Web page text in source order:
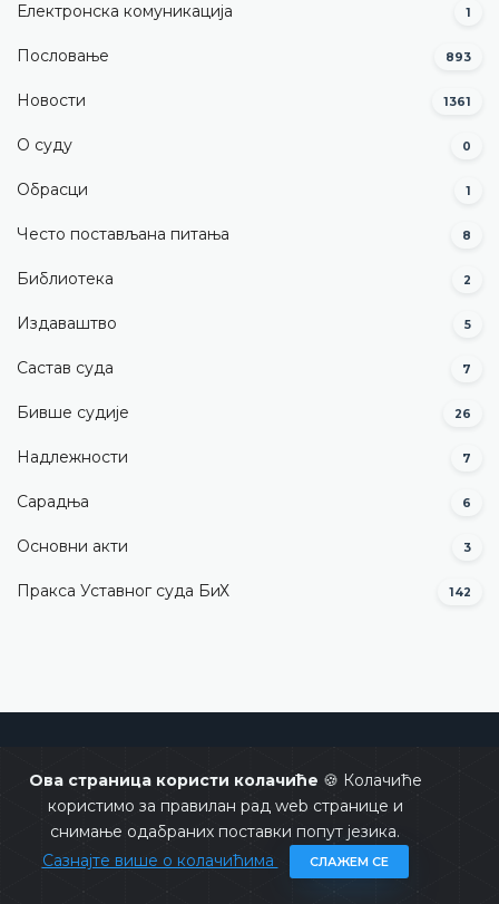
Ова страница користи колачиће 🍪 Колачиће
користимо за правилан рад web странице и
снимање одабраних поставки попут језика.
Сазнајте више о колачићима
СЛАЖЕМ СЕ
Електронска комуникација 1
Пословање 893
Новости 1361
О суду 0
Обрасци 1
Често постављана питања 8
Библиотека 2
Издаваштво 5
Састав суда 7
Бивше судије 26
Надлежности 7
Сарадња 6
Основни акти 3
Пракса Уставног суда БиХ 142
Copyrights @ 2026Уставни суд БиХСва права задржана.